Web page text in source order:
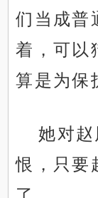
们当成普
着，可以
算是为保
她对
恨，只要